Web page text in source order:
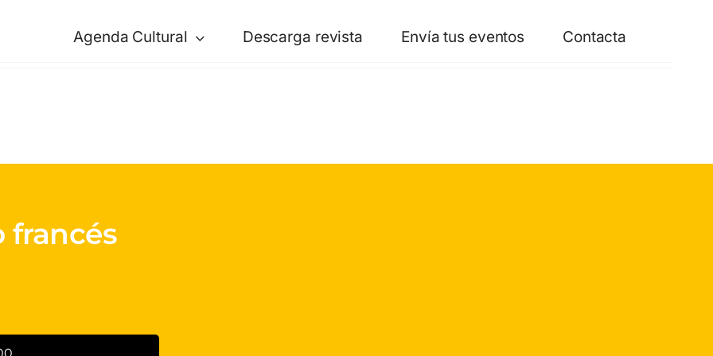
Agenda Cultural Descarga revista Envía tus eventos Contacta
francés